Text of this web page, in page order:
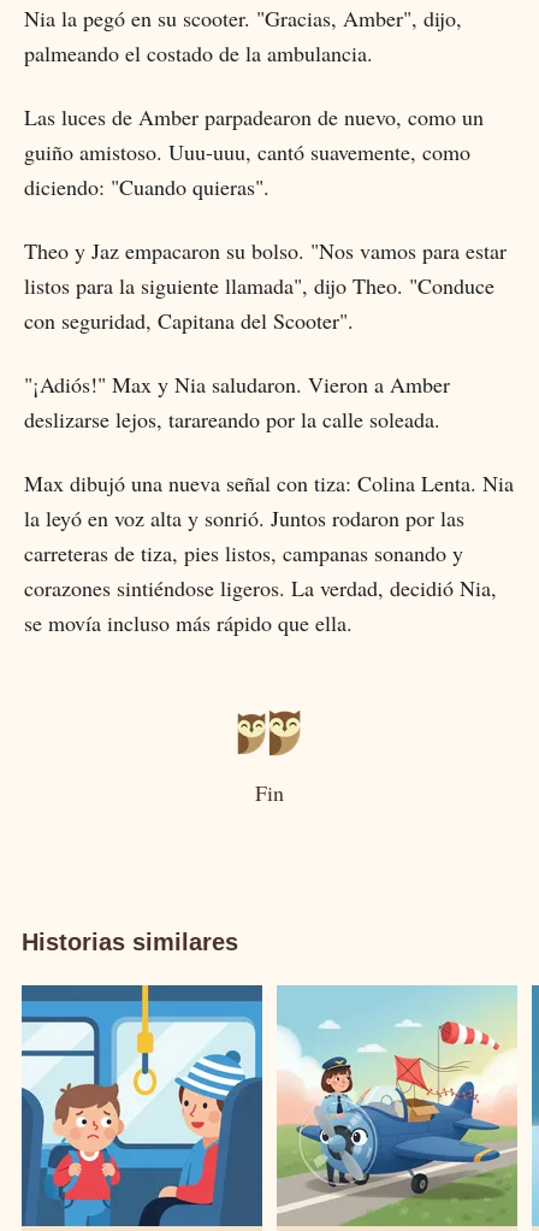
Nia la pegó en su scooter. "Gracias, Amber", dijo,
palmeando el costado de la ambulancia.
Las luces de Amber parpadearon de nuevo, como un
guiño amistoso. Uuu-uuu, cantó suavemente, como
diciendo: "Cuando quieras".
Theo y Jaz empacaron su bolso. "Nos vamos para estar
listos para la siguiente llamada", dijo Theo. "Conduce
con seguridad, Capitana del Scooter".
"¡Adiós!" Max y Nia saludaron. Vieron a Amber
deslizarse lejos, tarareando por la calle soleada.
Max dibujó una nueva señal con tiza: Colina Lenta. Nia
la leyó en voz alta y sonrió. Juntos rodaron por las
carreteras de tiza, pies listos, campanas sonando y
corazones sintiéndose ligeros. La verdad, decidió Nia,
se movía incluso más rápido que ella.
Fin
Historias similares